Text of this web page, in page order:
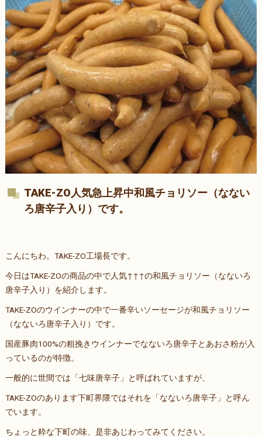
TAKE-ZO人気急上昇中和風チョリソー（なない
ろ唐辛子入り）です。
こんにちわ。TAKE-ZO工場長です。
今日はTAKE-ZOの商品の中で人気↑↑↑の和風チョリソー（なないろ
唐辛子入り）を紹介します。
TAKE-ZOのウインナーの中で一番辛いソーセージが和風チョリソー
（なないろ唐辛子入り）です。
国産豚肉100%の粗挽きウインナーでなないろ唐辛子とあおさ粉が入
っているのが特徴。
一般的に世間では「七味唐辛子」と呼ばれていますが、
TAKE-ZOのあります下町界隈ではそれを「なないろ唐辛子」と呼ん
でいます。
ちょっと粋な下町の味、是非あじわってみてください。